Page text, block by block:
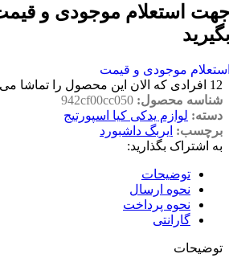
استعلام موجودی و
موجودی و قیمت
12 افرادی که الان این محصول را تماشا
شناسه محصول: 942cf00cc050
دسته: لوازم یدکی کیا اسپورتیج
برچسب: ایربگ داشبورد
به اشتراک بگذارید:
توضیحات
نحوه ارسال
نحوه پرداخت
گارانتی
توضیحات